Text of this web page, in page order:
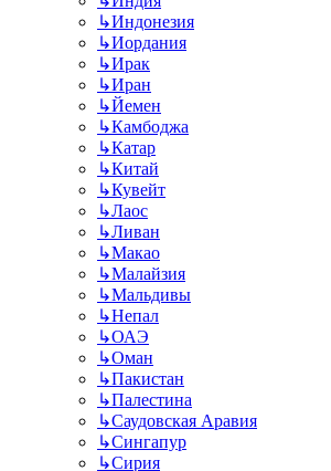
↳Индонезия
↳Иордания
↳Ирак
↳Иран
↳Йемен
↳Камбоджа
↳Катар
↳Китай
↳Кувейт
↳Лаос
↳Ливан
↳Макао
↳Малайзия
↳Мальдивы
↳Непал
↳ОАЭ
↳Оман
↳Пакистан
↳Палестина
↳Саудовская Аравия
↳Сингапур
↳Сирия